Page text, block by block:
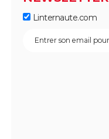
Linternaute.com